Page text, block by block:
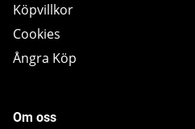
Köpvillkor
Cookies
Ångra Köp
Om oss